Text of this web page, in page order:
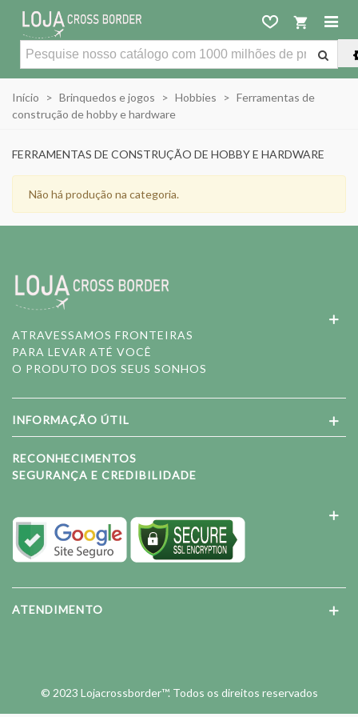
Início > Brinquedos e jogos > Hobbies > Ferramentas de
construção de hobby e hardware
FERRAMENTAS DE CONSTRUÇÃO DE HOBBY E HARDWARE
Não há produção na categoria.
ATRAVESSAMOS FRONTEIRAS
PARA LEVAR ATÉ VOCÊ
O PRODUTO DOS SEUS SONHOS
INFORMAÇÃO ÚTIL
RECONHECIMENTOS
SEGURANÇA E CREDIBILIDADE
ATENDIMENTO
© 2023 Lojacrossborder™. Todos os direitos reservados